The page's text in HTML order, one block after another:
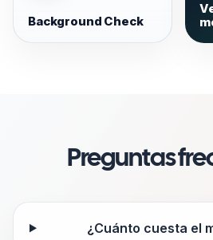
Background Check
Preguntas
¿Cuánto cuesta el